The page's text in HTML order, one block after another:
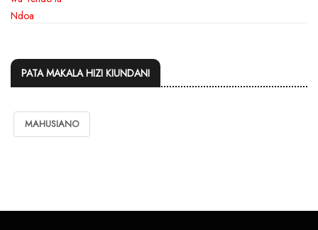
PATA MAKALA HIZI KIUNDANI
MAHUSIANO